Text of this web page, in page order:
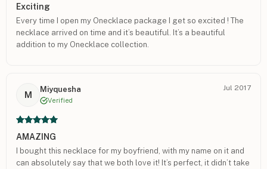
Exciting
Every time I open my Onecklace package I get so excited ! The
necklace arrived on time and it’s beautiful. It’s a beautiful
addition to my Onecklace collection.
M
Miyquesha
Verified
Jul 2017
AMAZING
I bought this necklace for my boyfriend, with my name on it and
can absolutely say that we both love it! It’s perfect, it didn’t take